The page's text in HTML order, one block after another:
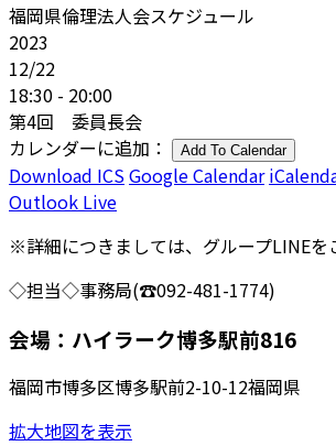
福岡県倫理法人会スケジュール
2023
12/22
18:30 - 20:00
第4回 委員長会
カレンダーに追加：
Add To Calendar
Download ICSGoogle Calendar
Outlook Live
※詳細につきましては、グループLINEを
◇担当◇事務局(☎092-481-1774)
会場：ハイラーク博多駅前816
福岡市博多区博多駅前2-10-12福岡県
拡大地図を表示